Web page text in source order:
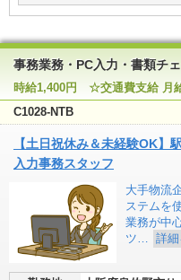
事務業務・PC入力・書類チ
時給1,400円 ☆交通費支給 月
C1028-NTB
【土日祝休み＆未経験OK】
入力事務スタッフ
大手物流
ステムを
業務が中
ツ…
詳